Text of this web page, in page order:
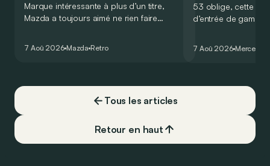
Marque intéressante à plus d’un titre,
Mazda a toujours aimé ne rien faire
de la plus belle des manières…
7 Aoû 2026 Mazda Retro
53 oblige, cette
d’entrée de
moins…
7 Aoû 2026 Mercedes
Tous les articles
Retour en haut